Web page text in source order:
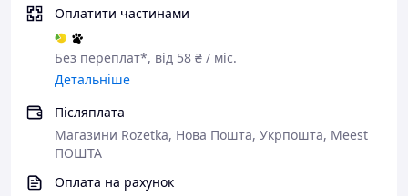
Оплатити частинами
Без переплат*, від 58 ₴ / міс.
Детальніше
Післяплата
Магазини Rozetka, Нова Пошта, Укрпошта, Meest
ПОШТА
Оплата на рахунок